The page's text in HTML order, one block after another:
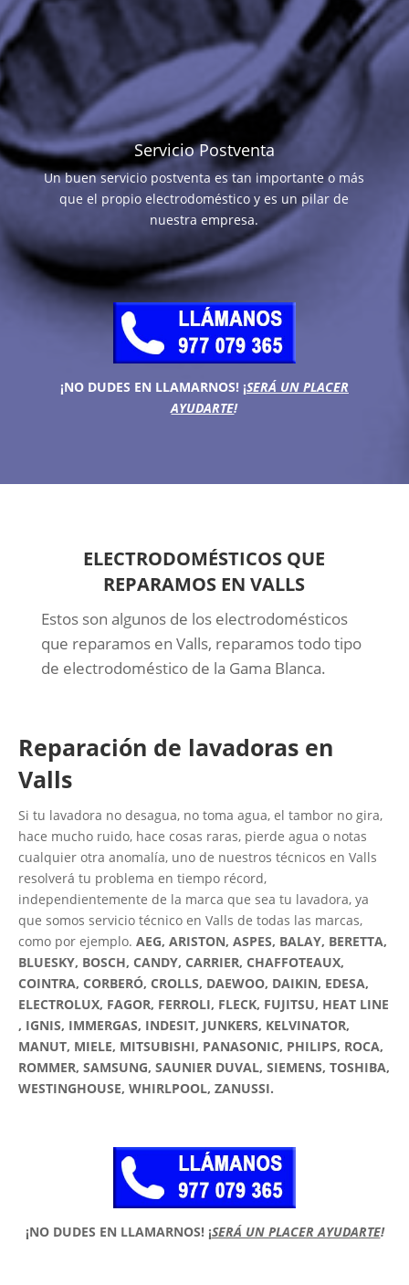
Servicio Postventa
Un buen servicio postventa es tan importante o más
que el propio electrodoméstico y es un pilar de
nuestra empresa.
¡NO DUDES EN LLAMARNOS! ¡SERÁ UN PLACER
AYUDARTE!
ELECTRODOMÉSTICOS QUE
REPARAMOS EN VALLS
Estos son algunos de los electrodomésticos
que reparamos en Valls, reparamos todo tipo
de electrodoméstico de la Gama Blanca.
Reparación de lavadoras en
Valls
Si tu lavadora no desagua, no toma agua, el tambor no gira,
hace mucho ruido, hace cosas raras, pierde agua o notas
cualquier otra anomalía, uno de nuestros técnicos en Valls
resolverá tu problema en tiempo récord,
independientemente de la marca que sea tu lavadora, ya
que somos servicio técnico en Valls de todas las marcas,
como por ejemplo. AEG, ARISTON, ASPES, BALAY, BERETTA,
BLUESKY, BOSCH, CANDY, CARRIER, CHAFFOTEAUX,
COINTRA, CORBERÓ, CROLLS, DAEWOO, DAIKIN, EDESA,
ELECTROLUX, FAGOR, FERROLI, FLECK, FUJITSU, HEAT LINE
, IGNIS, IMMERGAS, INDESIT, JUNKERS, KELVINATOR,
MANUT, MIELE, MITSUBISHI, PANASONIC, PHILIPS, ROCA,
ROMMER, SAMSUNG, SAUNIER DUVAL, SIEMENS, TOSHIBA,
WESTINGHOUSE, WHIRLPOOL, ZANUSSI.
¡NO DUDES EN LLAMARNOS! ¡SERÁ UN PLACER AYUDARTE!